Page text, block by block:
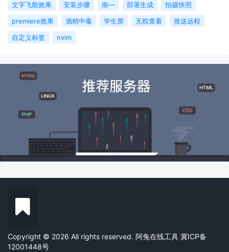
文字飞散效果
安装步骤 南— 部署生成
拍摄快照
premiere效果
酒精中毒 学生票 无权查看
推送远程
自定义标签
nvim
Copyright © 2026 All rights reserved. 阿兔在线工具 冀ICP备
12001448号